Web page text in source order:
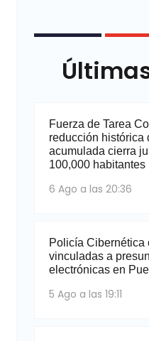
Fuerza de Tarea
reducción histórica
acumulada cierra
100,000 habitantes
6 Ago a las 20:36
Policía Cibernética
vinculadas a
electrónicas en
5 Ago a las 19:11